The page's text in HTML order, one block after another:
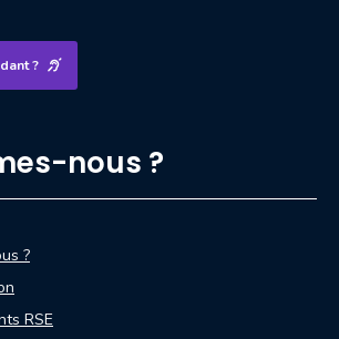
?
nous ?
?
RSE